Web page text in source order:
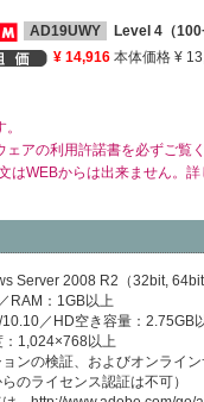
AD19UWY
Level 4（
¥ 14,916 本体価格 ¥
アの利用許諾書を必ずご覧く
はWEBからは出来ません。詳
Server 2008 R2（32bit,
RAM：1GB以上
10.10／HD空き容量：2.75GB
：1,024×768以上
ンの検証、およびオンライ
のライセンス認証は不可）